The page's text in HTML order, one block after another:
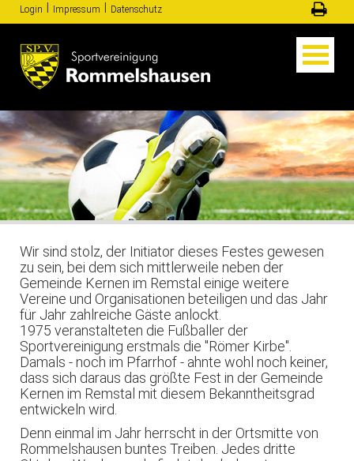
Login Ι Impressum Ι Datenschutz
Wir sind stolz, der Initiator dieses Festes gewesen
zu sein, bei dem sich mittlerweile neben der
Gemeinde Kernen im Remstal einige weitere
Vereine und Organisationen beteiligen und das Jahr
für Jahr zahlreiche Gäste anlockt.
1975 veranstalteten die Fußballer der
Sportvereinigung erstmals die "Römer Kirbe".
Damals - noch im Pfarrhof - ahnte wohl noch keiner,
dass sich daraus das größte Fest in der Gemeinde
Kernen im Remstal mit diesem Bekanntheitsgrad
entwickeln wird.
Denn einmal im Jahr herrscht in der Ortsmitte von
Rommelshausen buntes Treiben. Jedes dritte